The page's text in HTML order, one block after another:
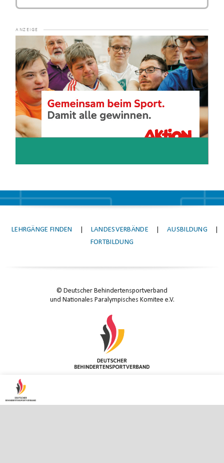
Player
LEHRGÄNGE FINDEN LANDESVERBÄNDE AUSBILDUNG
FORTBILDUNG
© Deutscher Behindertensportverband
und Nationales Paralympisches Komitee e.V.